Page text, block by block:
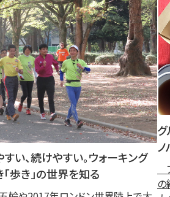
い、続けやすい。ウォーキング
歩き」の世界を知る
の